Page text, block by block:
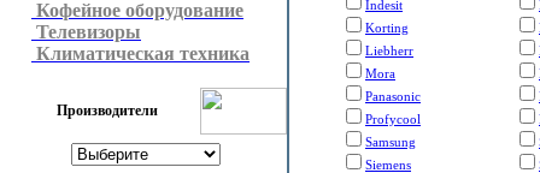
Кофейное оборудование
Телевизоры
Климатическая техника
Производители
Indesit
Korting
Liebherr
Mora
Panasonic
Profycool
Samsung
Siemens